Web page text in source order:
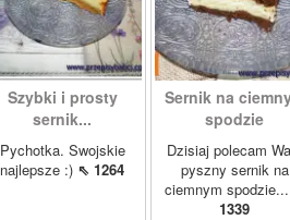
Szybki i prosty
sernik...
Pychotka. Swojskie
najlepsze :) ⇖ 1264
Sernik na
spodzie
Dzisiaj polecam
pyszny sernik na
ciemnym spodzie...
1339